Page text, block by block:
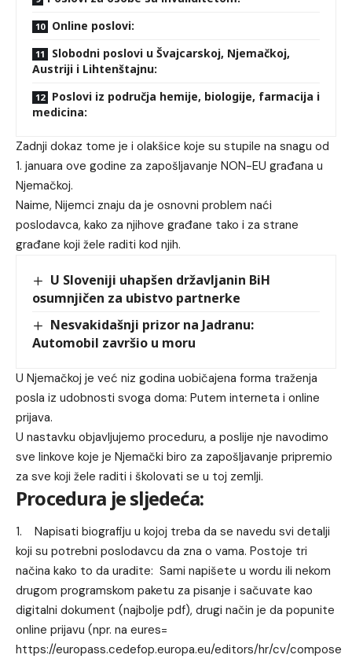
Online poslovi:
Slobodni poslovi u Švajcarskoj, Njemačkoj,
Austriji i Lihtenštajnu:
Poslovi iz područja hemije, biologije, farmacija i
medicina:
Zadnji dokaz tome je i olakšice koje su stupile na snagu od
1. januara ove godine za zapošljavanje NON-EU građana u
Njemačkoj.
Naime, Nijemci znaju da je osnovni problem naći
poslodavca, kako za njihove građane tako i za strane
građane koji žele raditi kod njih.
U Sloveniji uhapšen državljanin BiH
osumnjičen za ubistvo partnerke
Nesvakidašnji prizor na Jadranu:
Automobil završio u moru
U Njemačkoj je već niz godina uobičajena forma traženja
posla iz udobnosti svoga doma: Putem interneta i online
prijava.
U nastavku objavljujemo proceduru, a poslije nje navodimo
sve linkove koje je Njemački biro za zapošljavanje pripremio
za sve koji žele raditi i školovati se u toj zemlji.
Procedura je sljedeća:
Napisati biografiju u kojoj treba da se navedu svi detalji
koji su potrebni poslodavcu da zna o vama. Postoje tri
načina kako to da uradite: Sami napišete u wordu ili nekom
drugom programskom paketu za pisanje i sačuvate kao
digitalni dokument (najbolje pdf), drugi način je da popunite
online prijavu (npr. na eures=
https://europass.cedefop.europa.eu/editors/hr/cv/compose